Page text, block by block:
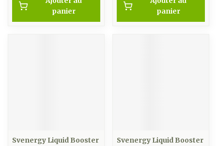
panier
panier
Svenergy Liquid Booster
Svenergy Liquid Booster